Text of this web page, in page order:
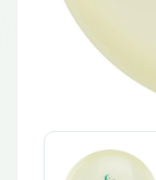
64
Sacs